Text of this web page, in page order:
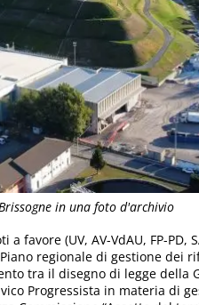
in una foto d'archivio
favore (UV, AV-VdAU, FP-PD,
regionale di gestione dei
tra il disegno di legge della
Progressista in materia di